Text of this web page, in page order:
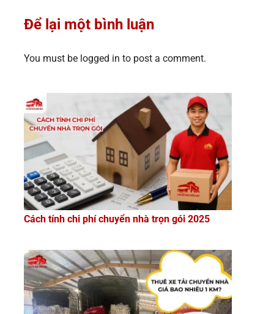
Để lại một bình luận
You must be logged in to post a comment.
Cách tính chi phí chuyển nhà trọn gói 2025